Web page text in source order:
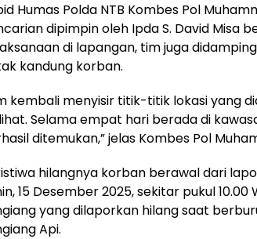
Humas Polda NTB Kombes Pol
dipimpin oleh Ipda S. David Misa
di lapangan, tim juga
kandung korban.
kembali menyisir titik-titik lokasi yang
Selama empat hari berada di
ditemukan,” jelas Kombes Pol
hilangnya korban berawal dari
15 Desember 2025, sekitar pukul
yang dilaporkan hilang saat
Api.